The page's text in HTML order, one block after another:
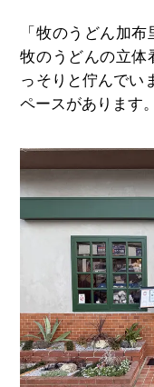
「牧のうどん加
牧のうどんの立体
っそりと佇んでい
ペースがあります。